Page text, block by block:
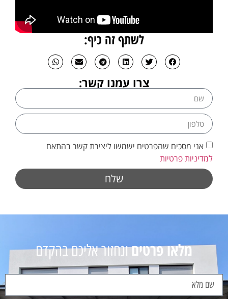
לשתף זה כיף:
צרו עמנו קשר:
אני מסכים שהפרטים ישמשו ליצירת קשר בהתאם
למדיניות פרטיות
שלח
מלאו פרטיםונחזור אליכם בהקדם